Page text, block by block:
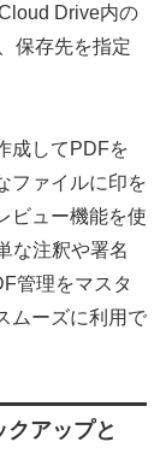
Drive内の
保存先を指定
成してPDFを
ファイルに印を
ビュー機能を使
な注釈や署名
管理をマスタ
ムーズに利用で
アップと